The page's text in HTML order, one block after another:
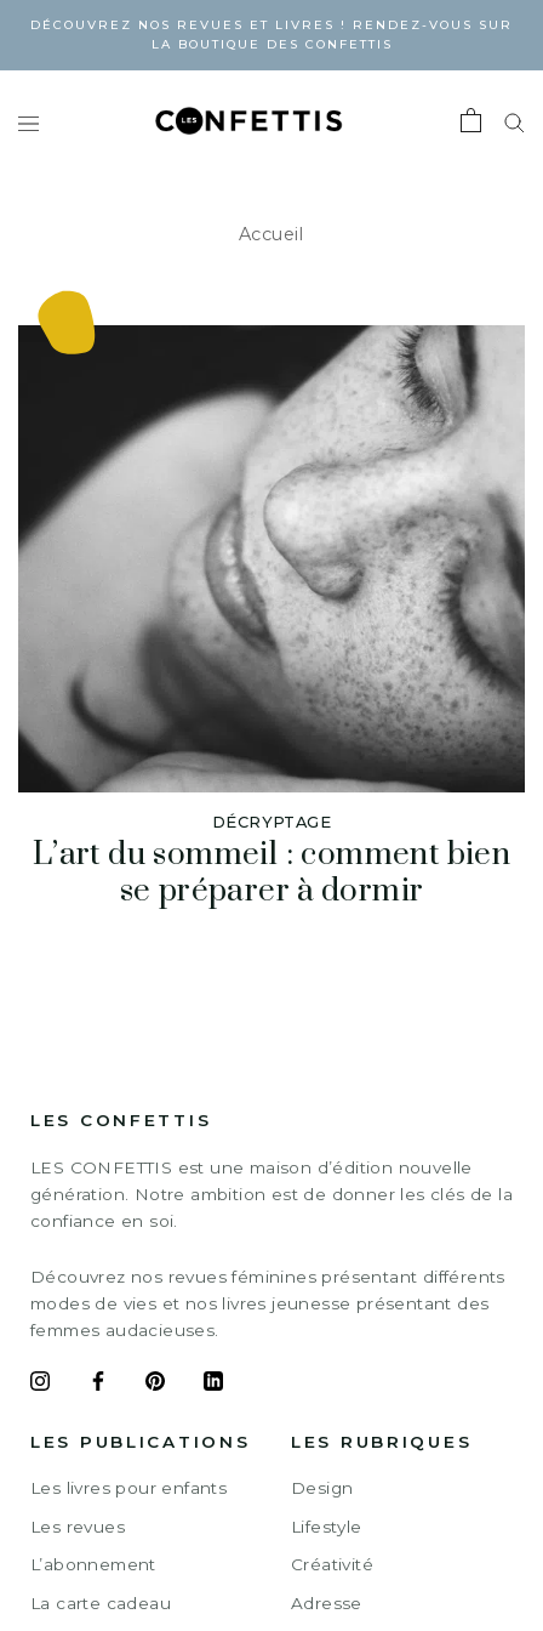
DÉCOUVREZ NOS REVUES ET LIVRES ! RENDEZ-VOUS SUR
LA BOUTIQUE DES CONFETTIS
Accueil
DÉCRYPTAGE
L’art du sommeil : comment bien
se préparer à dormir
LES CONFETTIS
LES CONFETTIS est une maison d’édition nouvelle
génération. Notre ambition est de donner les clés de la
confiance en soi.
Découvrez nos revues féminines présentant différents
modes de vies et nos livres jeunesse présentant des
femmes audacieuses.
LES PUBLICATIONS
Les livres pour enfants
Les revues
L’abonnement
La carte cadeau
LES RUBRIQUES
Design
Lifestyle
Créativité
Adresse